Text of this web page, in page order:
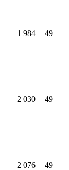
1 984 49
2 030 49
2 076 49